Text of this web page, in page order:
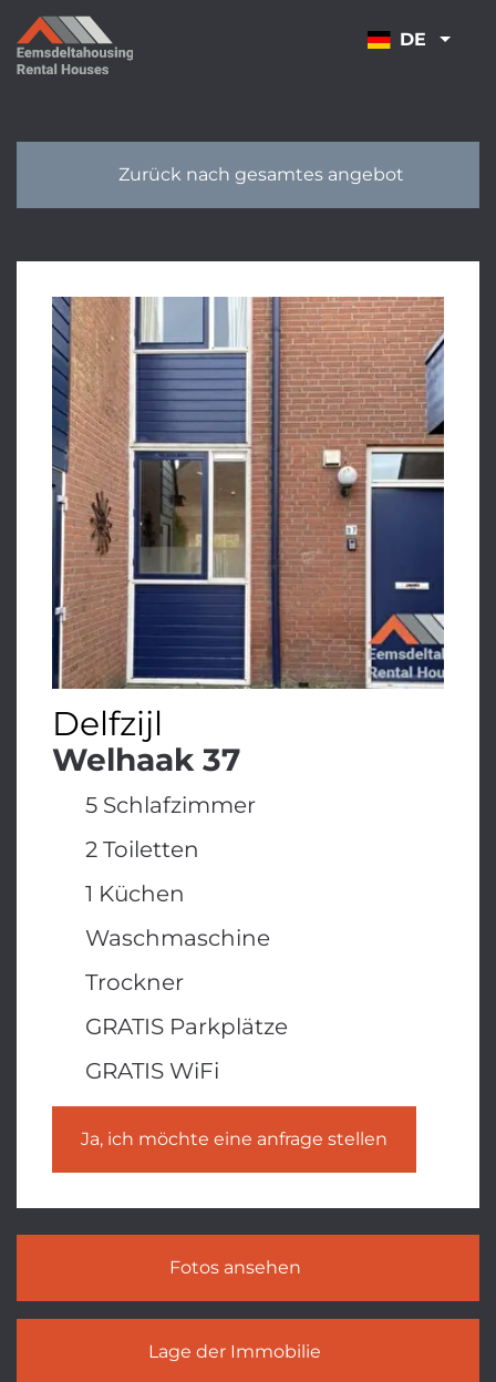
ÜBERSPRINGEN
DE
Zurück nach gesamtes angebot
Delfzijl
Welhaak 37
5 Schlafzimmer
2 Toiletten
1 Küchen
Waschmaschine
Trockner
GRATIS Parkplätze
GRATIS WiFi
Ja, ich möchte eine anfrage stellen
Fotos ansehen
Lage der Immobilie